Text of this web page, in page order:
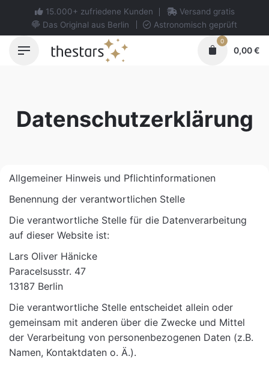
content
15.000+ zufriedene Kunden
Versand gratis
Das Original aus Berlin
Astronomisch geprüft
0,00€
0
Datenschutzerklärung
Allgemeiner Hinweis und Pflichtinformationen
Benennung der verantwortlichen Stelle
Die verantwortliche Stelle für die Datenverarbeitung
auf dieser Website ist:
Lars Oliver Hänicke
Paracelsusstr. 47
13187 Berlin
Die verantwortliche Stelle entscheidet allein oder
gemeinsam mit anderen über die Zwecke und Mittel
der Verarbeitung von personenbezogenen Daten (z.B.
Namen, Kontaktdaten o. Ä.).